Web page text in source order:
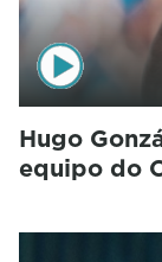
Hugo
equipo do